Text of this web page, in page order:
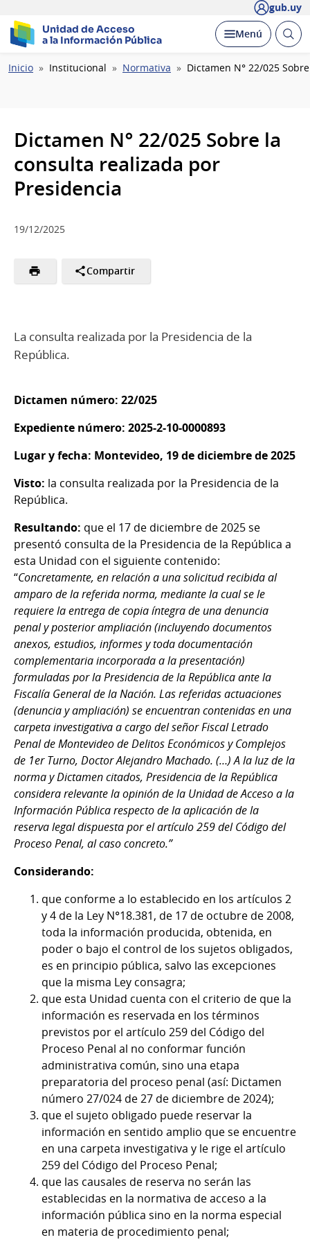
gub.uy
Unidad de Acceso
a la Información Pública
Desplegar
Menú Abrir
Ruta
Inicio Institucional Normativa Dictamen N° 22/025
Dictamen N° 22/025 Sobre la
consulta realizada por
Presidencia
19/12/2025
Compartir
La consulta realizada por la Presidencia de la
República.
Dictamen número: 22/025
Expediente número: 2025-2-10-0000893
Lugar y fecha: Montevideo, 19 de diciembre de 2025
Visto: la consulta realizada por la Presidencia de la
República.
Resultando: que el 17 de diciembre de 2025 se
presentó consulta de la Presidencia de la República a
esta Unidad con el siguiente contenido:
“Concretamente, en relación a una solicitud recibida al
amparo de la referida norma, mediante la cual se le
requiere la entrega de copia íntegra de una denuncia
penal y posterior ampliación (incluyendo documentos
anexos, estudios, informes y toda documentación
complementaria incorporada a la presentación)
formuladas por la Presidencia de la República ante la
Fiscalía General de la Nación. Las referidas actuaciones
(denuncia y ampliación) se encuentran contenidas en una
carpeta investigativa a cargo del señor Fiscal Letrado
Penal de Montevideo de Delitos Económicos y Complejos
de 1er Turno, Doctor Alejandro Machado. (…) A la luz de la
norma y Dictamen citados, Presidencia de la República
considera relevante la opinión de la Unidad de Acceso a la
Información Pública respecto de la aplicación de la
reserva legal dispuesta por el artículo 259 del Código del
Proceso Penal, al caso concreto.”
Considerando:
que conforme a lo establecido en los artículos 2
y 4 de la Ley N°18.381, de 17 de octubre de 2008,
toda la información producida, obtenida, en
poder o bajo el control de los sujetos obligados,
es en principio pública, salvo las excepciones
que la misma Ley consagra;
que esta Unidad cuenta con el criterio de que la
información es reservada en los términos
previstos por el artículo 259 del Código del
Proceso Penal al no conformar función
administrativa común, sino una etapa
preparatoria del proceso penal (así: Dictamen
número 27/024 de 27 de diciembre de 2024);
que el sujeto obligado puede reservar la
información en sentido amplio que se encuentre
en una carpeta investigativa y le rige el artículo
259 del Código del Proceso Penal;
que las causales de reserva no serán las
establecidas en la normativa de acceso a la
información pública sino en la norma especial
en materia de procedimiento penal;